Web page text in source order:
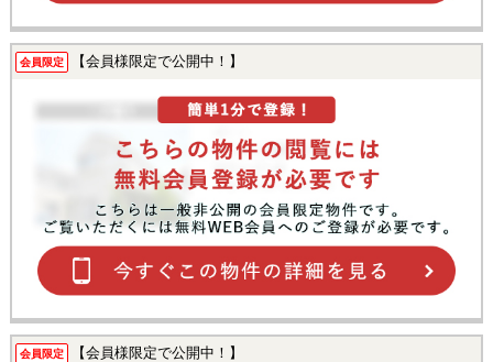
会員限定 【会員様限定で公開中！】
会員限定 【会員様限定で公開中！】